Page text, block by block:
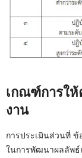
เกณฑ์การใ
งาน
การประเมินส่วนที่
ในการพัฒนาผลลัพธ์